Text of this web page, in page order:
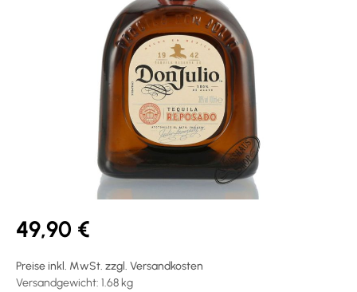
49,90 €
Preise inkl. MwSt. zzgl. Versandkosten
Versandgewicht: 1.68 kg